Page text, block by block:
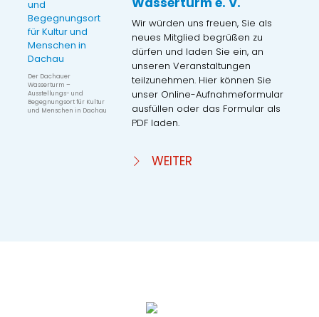
Der Dachauer
Wasserturm –
Ausstellungs- und
Begegnungsort für Kultur
und Menschen in Dachau
Wir würden uns freuen, Sie als
neues Mitglied begrüßen zu
dürfen und laden Sie ein, an
unseren Veranstaltungen
teilzunehmen. Hier können Sie
unser Online-Aufnahmeformular
ausfüllen oder das Formular als
PDF laden.
WEITER